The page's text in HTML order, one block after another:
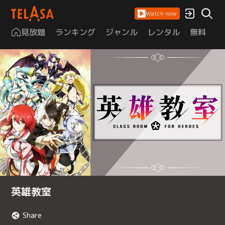
Watch now
見放題 ランキング ジャンル レンタル 無料
英雄教室
Share